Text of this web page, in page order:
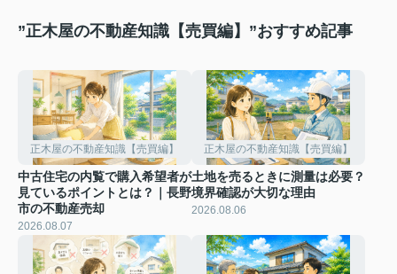
”正木屋の不動産知識【売買編】”おすすめ記事
正木屋の不動産知識【売買編】
中古住宅の内覧で購入希望者が
見ているポイントとは？｜長野
市の不動産売却
2026.08.07
正木屋の不動産知識【売買編】
土地を売るときに測量は必要？
境界確認が大切な理由
2026.08.06